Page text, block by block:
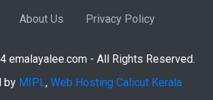
About Us Privacy Policy
emalayalee.com - All Rights Reserved.
by MIPL, Web Hosting Calicut Kerala